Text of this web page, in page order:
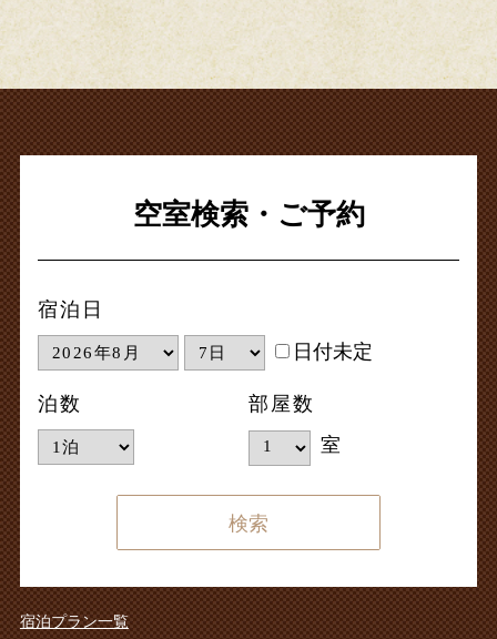
空室検索・ご予約
宿泊日
日付未定
泊数
部屋数
室
検索する
宿泊プラン一覧